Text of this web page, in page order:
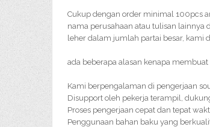
Cukup dengan order minimal 100pcs
nama perusahaan atau tulisan
leher dalam jumlah partai besar, kami
ada beberapa alasan kenapa
Kami berpengalaman di pengerjaan
Disupport oleh pekerja terampil,
Proses pengerjaan cepat dan tepat
Penggunaan bahan baku yang